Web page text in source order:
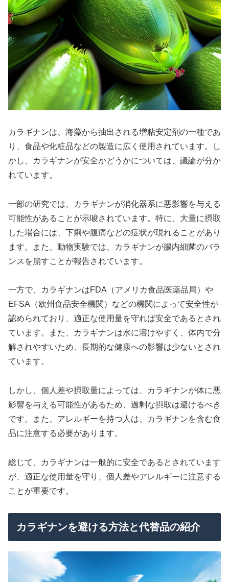
カラギナンは、海藻から抽出される増粘安定剤の一種であ
り、食品や化粧品などの製造に広く使用されています。し
かし、カラギナンが安全かどうかについては、議論が分か
れています。
一部の研究では、カラギナンが消化器系に悪影響を与える
可能性があることが示唆されています。特に、大量に摂取
した場合には、下痢や腹痛などの症状が現れることがあり
ます。また、動物実験では、カラギナンが腸内細菌のバラ
ンスを崩すことが報告されています。
一方で、カラギナンはFDA（アメリカ食品医薬品局）や
EFSA（欧州食品安全機関）などの機関によって安全性が
認められており、適正な使用量を守れば安全であるとされ
ています。また、カラギナンは水に溶けやすく、体内で分
解されやすいため、長期的な健康への影響は少ないとされ
ています。
しかし、個人差や摂取量によっては、カラギナンが体に悪
影響を与える可能性があるため、過剰な摂取は避けるべき
です。また、アレルギーを持つ人は、カラギナンを含む食
品に注意する必要があります。
総じて、カラギナンは一般的に安全であるとされています
が、適正な使用量を守り、個人差やアレルギーに注意する
ことが重要です。
カラギナンを避ける方法と代替品の紹介